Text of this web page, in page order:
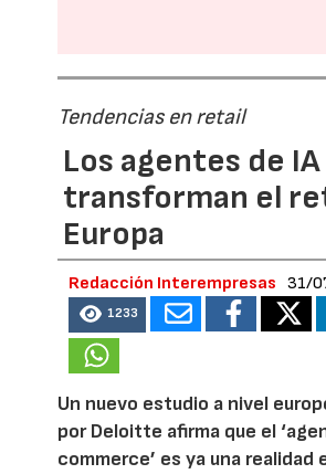
Tendencias en retail
Los agentes de IA
transforman el
Europa
Redacción Interempresas 31/
1233
Un nuevo estudio a nivel
por Deloitte afirma que el
commerce’ es ya una realidad